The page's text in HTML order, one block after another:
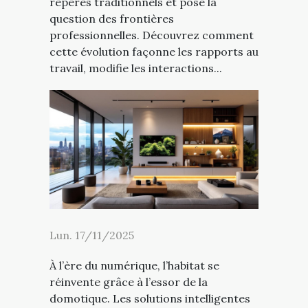
question des frontières
professionnelles. Découvrez comment
cette évolution façonne les rapports au
travail, modifie les interactions...
Lun. 17/11/2025
À l’ère du numérique, l’habitat se
réinvente grâce à l’essor de la
domotique. Les solutions intelligentes